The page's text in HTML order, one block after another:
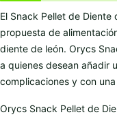
El Snack Pellet de
propuesta de
diente de león. Orycs
a quienes desean añadir
complicaciones y con
Orycs Snack Pellet de